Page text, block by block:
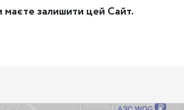
залишити цей Сайт.